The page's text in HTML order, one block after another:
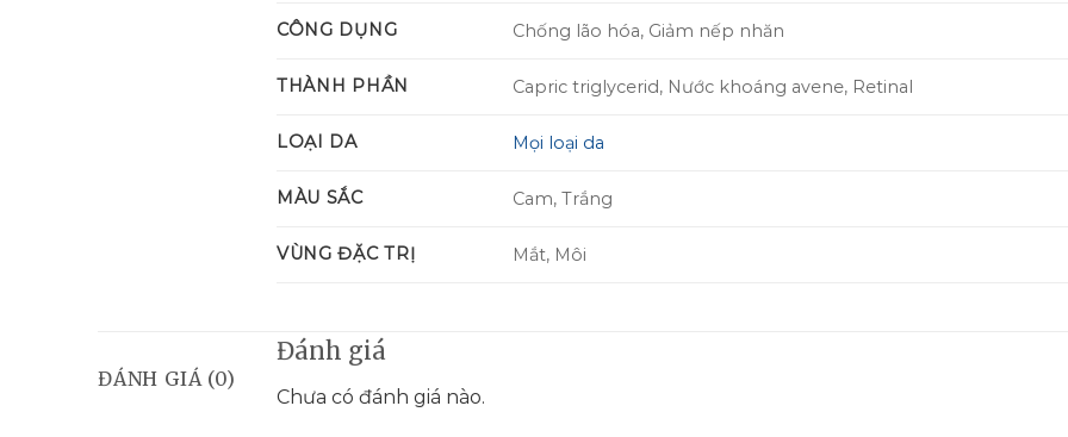
CÔNG DỤNG Chống lão hóa, Giảm nếp nhăn
THÀNH PHẦN Capric triglycerid, Nước khoáng avene, Retinal
LOẠI DA Mọi loại da
MÀU SẮC Cam, Trắng
VÙNG ĐẶC TRỊ Mắt, Môi
ĐÁNH GIÁ (0)
Đánh giá
Chưa có đánh giá nào.